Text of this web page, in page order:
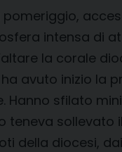
pomeriggio,
intensa di
la corale
ha avuto inizio la
Hanno sfilato
teneva sollevato
della diocesi,